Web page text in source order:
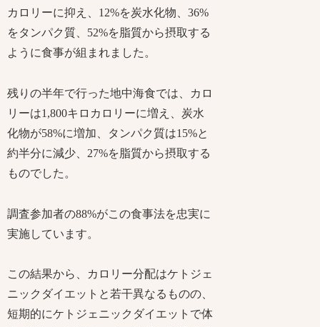
カロリーに抑え、12%を炭水化物、36%
をタンパク質、52%を脂質から摂取する
ように食事が組まれました。
残りの半年で行った地中海食では、カロ
リーは1,800キロカロリーに増え、炭水
化物が58%に増加、タンパク質は15%と
約半分に減少、27%を脂質から摂取する
ものでした。
調査参加者の88%がこの食事法を忠実に
実施しています。
この結果から、カロリー分配はケトジェ
ニックダイエットと若干異なるものの、
短期的にケトジェニックダイエットで体